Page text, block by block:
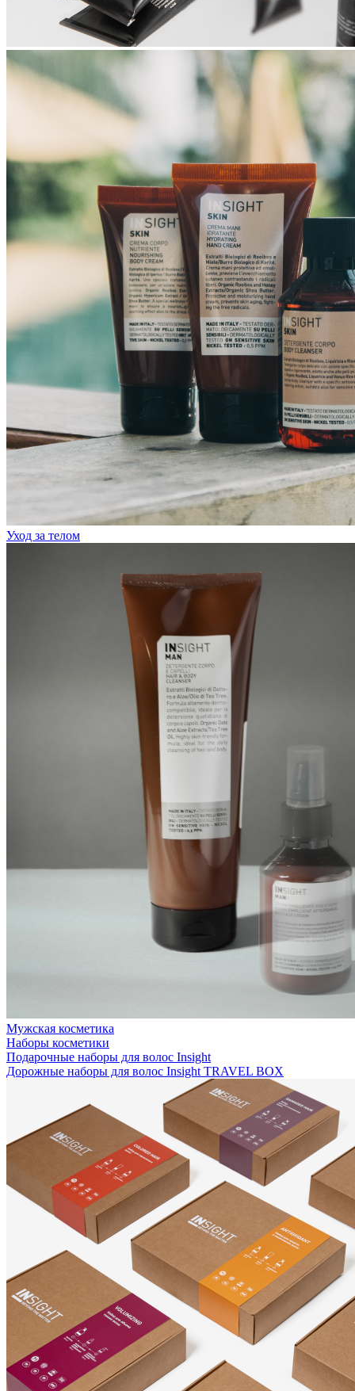
Уход за телом
Мужская косметика
Наборы косметики
Подарочные наборы для волос Insight
Дорожные наборы для волос Insight TRAVEL BOX